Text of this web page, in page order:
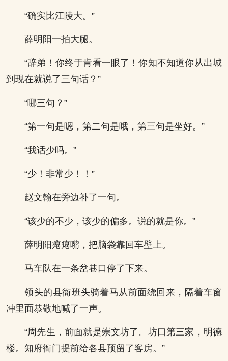
“确实比江陵大。”
薛明阳一拍大腿。
“辞弟！你终于肯看一眼了！你知不知道你从出城
到现在就说了三句话？”
“哪三句？”
“第一句是嗯，第二句是哦，第三句是坐好。”
“我话少吗。”
“少！非常少！！”
赵文翰在旁边补了一句。
“该少的不少，该少的偏多。说的就是你。”
薛明阳瘪瘪嘴，把脑袋靠回车壁上。
马车队在一条岔巷口停了下来。
领头的县衙班头骑着马从前面绕回来，隔着车窗
冲里面恭敬地喊了一声。
“周先生，前面就是崇文坊了。坊口第三家，明德
楼。知府衙门提前给各县预留了客房。”